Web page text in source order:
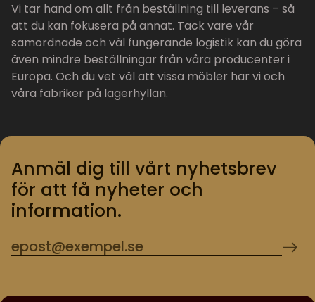
Vi tar hand om allt från beställning till leverans – så
att du kan fokusera på annat. Tack vare vår
samordnade och väl fungerande logistik kan du göra
även mindre beställningar från våra producenter i
Europa. Och du vet väl att vissa möbler har vi och
våra fabriker på lagerhyllan.
Anmäl dig till vårt nyhetsbrev
för att få nyheter och
information.